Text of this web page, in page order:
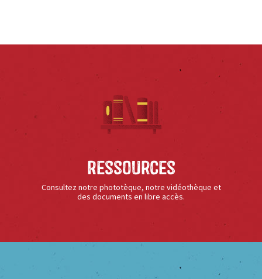
Ressources
Consultez notre phototèque, notre vidéothèque et
des documents en libre accès.